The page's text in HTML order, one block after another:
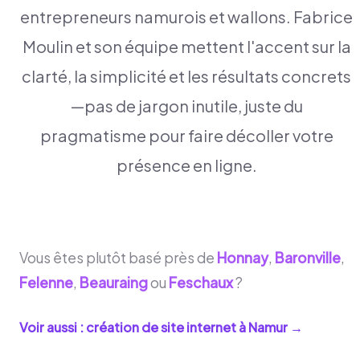
entrepreneurs namurois et wallons. Fabrice
Moulin et son équipe mettent l'accent sur la
clarté, la simplicité et les résultats concrets
—pas de jargon inutile, juste du
pragmatisme pour faire décoller votre
présence en ligne.
Vous êtes plutôt basé près de Honnay, Baronville,
Felenne, Beauraingou Feschaux?
Voir aussi : création de site internet àNamur →